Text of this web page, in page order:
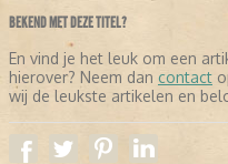
BEKEND MET DEZE TITEL?
En vind je het leuk om een
hierover? Neem dan contact
wij de leukste artikelen en